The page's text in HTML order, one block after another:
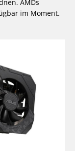
AMDs
im Moment.